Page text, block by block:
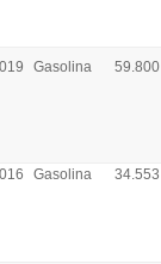
Gasolina 59.800
Gasolina 34.553